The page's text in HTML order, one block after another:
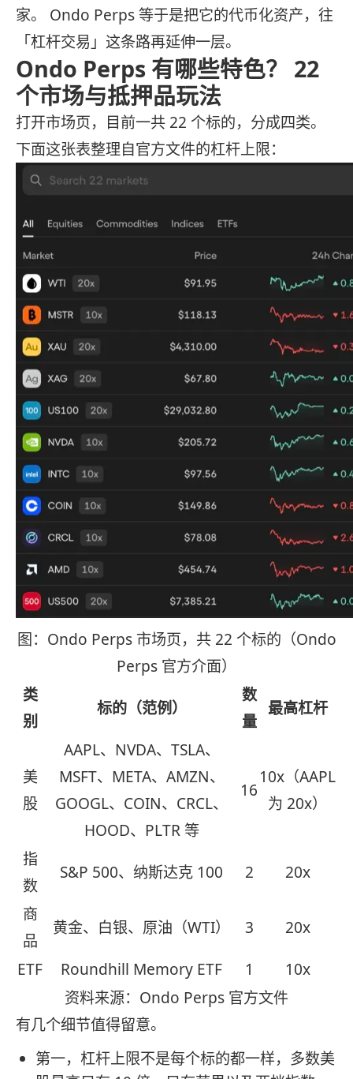
家。 Ondo Perps 等于是把它的代币化资产，往
「杠杆交易」这条路再延伸一层。
Ondo Perps 有哪些特色？ 22
个市场与抵押品玩法
打开市场页，目前一共 22 个标的，分成四类。
下面这张表整理自官方文件的杠杆上限：
图：Ondo Perps 市场页，共 22 个标的（Ondo
Perps 官方介面）
类
别
标的（范例）
数
量
最高杠杆
美
股
AAPL、NVDA、TSLA、
MSFT、META、AMZN、
GOOGL、COIN、CRCL、
HOOD、PLTR 等
16
10x（AAPL
为 20x）
指
数
S&P 500、纳斯达克 100 2 20x
商
品
黄金、白银、原油（WTI） 3 20x
ETF Roundhill Memory ETF 1
10x
资料来源：Ondo Perps 官方文件
有几个细节值得留意。
第一，杠杆上限不是每个标的都一样，多数美